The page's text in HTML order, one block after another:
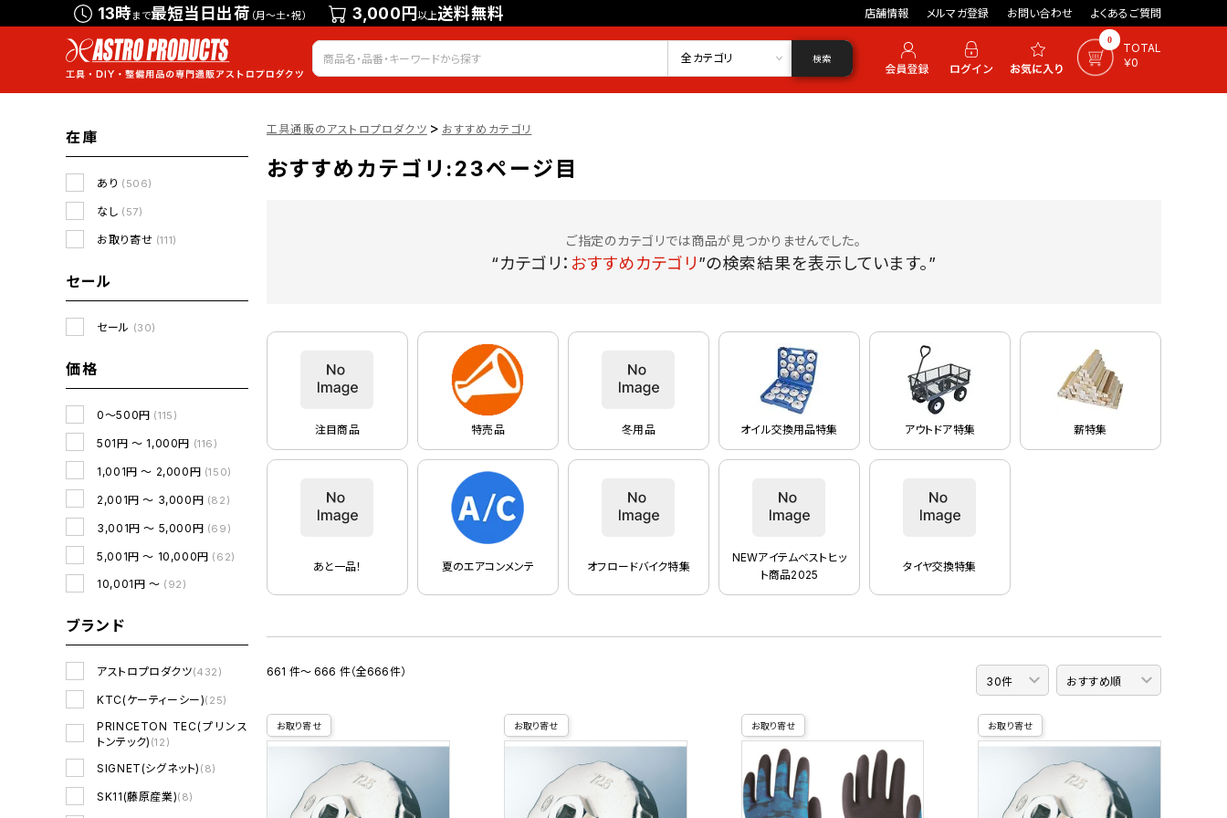
13時まで最短当日出荷 （月～土・祝） 3,000円以上送料無料 店舗情報 メルマガ登録 お問い合わせ よくあるご質問
会員登録 ログイン お気に入り 0
TOTAL
￥0
全カテゴリ 検索
在庫
あり (506)
なし (57)
お取り寄せ (111)
セール
セール (30)
価格
0～500円 (115)
501円 ～ 1,000円 (116)
1,001円 ～ 2,000円 (150)
2,001円 ～ 3,000円 (82)
3,001円 ～ 5,000円 (69)
5,001円 ～ 10,000円 (62)
10,001円 ～ (92)
ブランド
アストロプロダクツ(432)
KTC(ケーティーシー)(25)
PRINCETON TEC(プリンス
トンテック) (12)
SIGNET(シグネット) (8)
SK11(藤原産業)(8)
工具通販のアストロプロダクツ > おすすめカテゴリ
おすすめカテゴリ:23ページ目
ご指定のカテゴリでは商品が見つかりませんでした。
“カテゴリ： おすすめカテゴリ”の検索結果を表示しています。”
注目商品 特売品 冬用品 オイル交換用品特集 アウトドア特集 薪特集
あと一品！ 夏のエアコンメンテ オフロードバイク特集
NEWアイテムベストヒッ
ト商品2025
タイヤ交換特集
661 件～ 666 件（全666件）
お取り寄せ お取り寄せ お取り寄せ お取り寄せ